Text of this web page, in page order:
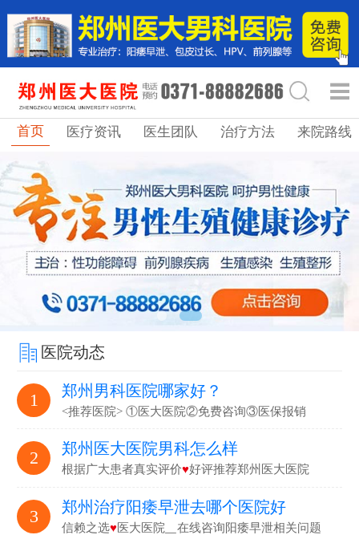
首页 医疗资讯 医生团队 治疗方法 来院路线
医院动态
1 郑州男科医院哪家好？
<推荐医院> ①医大医院②免费咨询③医保报销
2 郑州医大医院男科怎么样
根据广大患者真实评价♥好评推荐郑州医大医院
3 郑州治疗阳痿早泄去哪个医院好
信赖之选♥医大医院▁在线咨询阳痿早泄相关问题